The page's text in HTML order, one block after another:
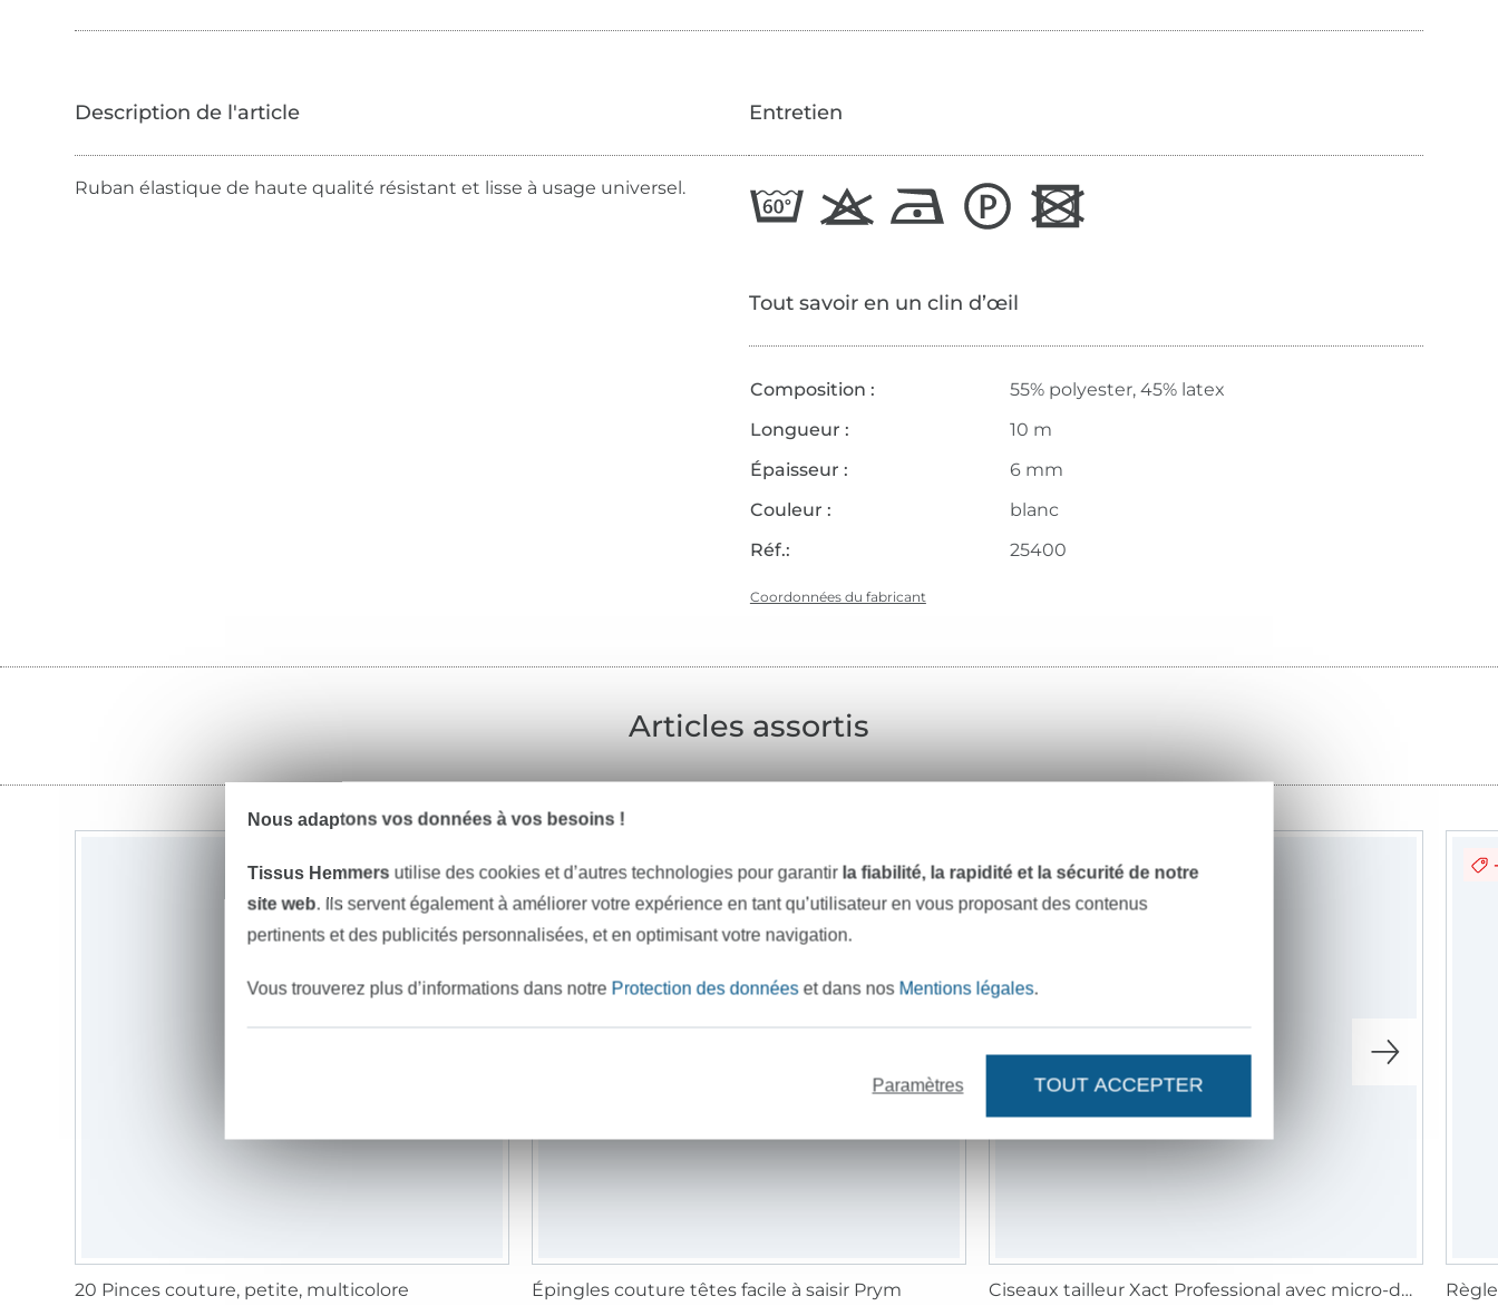
Ruban élastique de haute qualité résistant et lisse à usage universel.
Entretien
Tout savoir en un clin d’œil
Composition :
55% polyester, 45% latex
Longueur :
10 m
Épaisseur :
6 mm
Couleur :
blanc
Réf.:
25400
Coordonnées du fabricant
Articles assortis
20 Pinces couture, petite, multicolore
-9%
Épingles couture têtes facile à saisir Prym
Ciseaux tailleur Xact Professional avec micro-dent
Nous adaptons vos données à vos besoins !
Tissus Hemmers utilise des cookies et d’autres technologies pour garantir la fiabilité, la rapidité et la sécurité de notre
site web. Ils servent également à améliorer votre expérience en tant qu’utilisateur en vous proposant des contenus
pertinents et des publicités personnalisées, et en optimisant votre navigation.
Vous trouverez plus d’informations dans notre Protection des donnéeset dans nos Mentions légales.
Paramètres TOUT ACCEPTER